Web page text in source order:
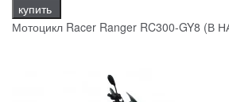
купить
Мотоцикл Racer Ranger RC300-GY8 (В